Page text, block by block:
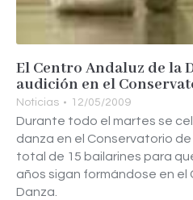
El Centro Andaluz de la
audición en el
Noticias 12/05/2009
Durante todo el martes se
danza en el Conservatorio
total de 15 bailarines para
años sigan formándose en el
Danza.